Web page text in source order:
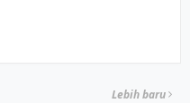
Lebih baru